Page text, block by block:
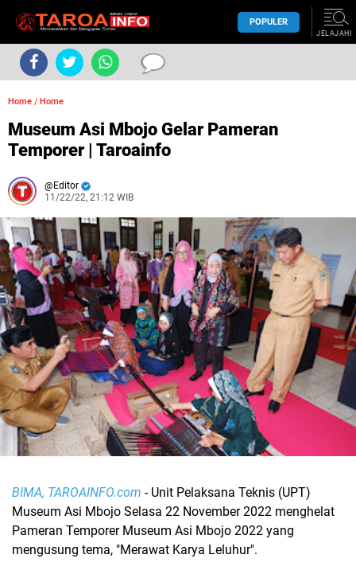
POPULER
JELAJAHI
Home / Home
Museum Asi Mbojo Gelar Pameran
Temporer | Taroainfo
Editor
11/22/22, 21:12 WIB
BIMA, TAROAINFO.com - Unit Pelaksana Teknis (UPT)
Museum Asi Mbojo Selasa 22 November 2022 menghelat
Pameran Temporer Museum Asi Mbojo 2022 yang
mengusung tema, "Merawat Karya Leluhur".